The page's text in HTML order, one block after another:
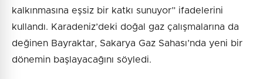
kalkınmasına eşsiz bir katkı sunuyor” ifadelerini
kullandı. Karadeniz’deki doğal gaz çalışmalarına da
değinen Bayraktar, Sakarya Gaz Sahası’nda yeni bir
dönemin başlayacağını söyledi.